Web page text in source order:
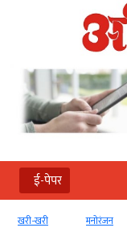
ई-पेपर
खरी-खरी मनोरंजन